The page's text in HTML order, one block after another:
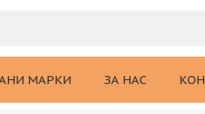
МАРКИ ЗА НАС